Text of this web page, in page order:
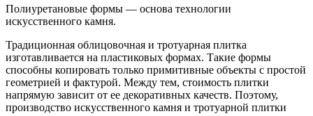
Полиуретановые формы — основа технологии
искусственного камня.
Традиционная облицовочная и тротуарная плитка
изготавливается на пластиковых формах. Такие формы
способны копировать только примитивные объекты с простой
геометрией и фактурой. Между тем, стоимость плитки
напрямую зависит от ее декоративных качеств. Поэтому,
производство искусственного камня и тротуарной плитки